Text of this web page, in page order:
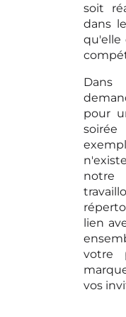
soit
dans
qu'elle
pour
lien
votre
vos